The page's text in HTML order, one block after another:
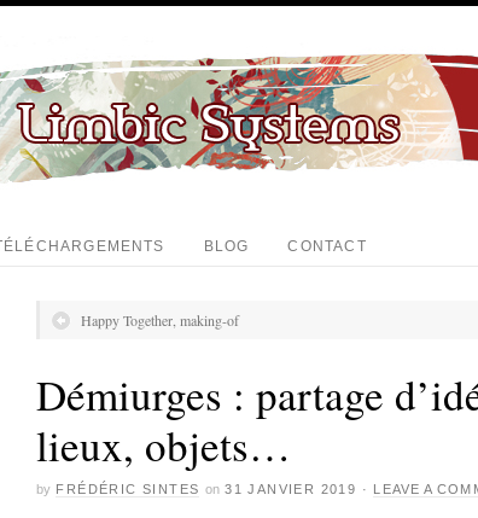
BLOG CONTACT
Happy Together, making-of
Démiurges : partage
lieux, objets…
by FRÉDÉRIC SINTES on 31 JANVIER 2019 · LEAVE A